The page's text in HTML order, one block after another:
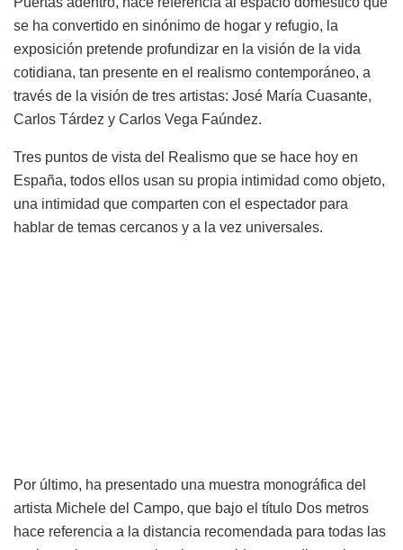
se ha convertido en sinónimo de hogar y refugio, la
exposición pretende profundizar en la visión de la vida
cotidiana, tan presente en el realismo contemporáneo, a
través de la visión de tres artistas: José María Cuasante,
Carlos Tárdez y Carlos Vega Faúndez.
Tres puntos de vista del Realismo que se hace hoy en
España, todos ellos usan su propia intimidad como objeto,
una intimidad que comparten con el espectador para
hablar de temas cercanos y a la vez universales.
Por último, ha presentado una muestra monográfica del
artista Michele del Campo, que bajo el título Dos metros
hace referencia a la distancia recomendada para todas las